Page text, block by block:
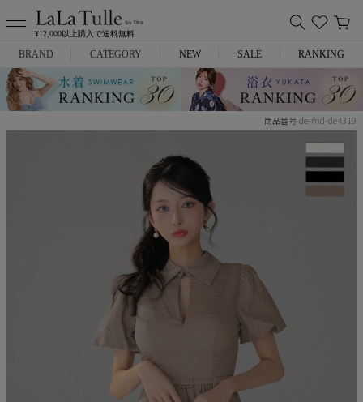
¥12,000以上購入で送料無料
BRAND
Anella
CATEGORY
ミニドレス
NEW SALE RANKING
商品番号 de-md-de4319